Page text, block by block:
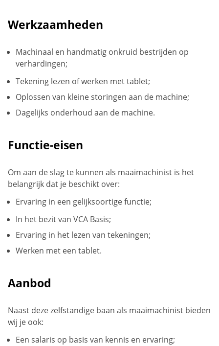
Werkzaamheden
Machinaal en handmatig onkruid bestrijden op
verhardingen;
Tekening lezen of werken met tablet;
Oplossen van kleine storingen aan de machine;
Dagelijks onderhoud aan de machine.
Functie-eisen
Om aan de slag te kunnen als maaimachinist is het
belangrijk dat je beschikt over:
Ervaring in een gelijksoortige functie;
In het bezit van VCA Basis;
Ervaring in het lezen van tekeningen;
Werken met een tablet.
Aanbod
Naast deze zelfstandige baan als maaimachinist bieden
wij je ook:
Een salaris op basis van kennis en ervaring;